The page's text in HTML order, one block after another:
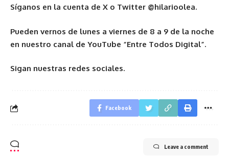
Síganos en la cuenta de X o Twitter @hilarioolea.
Pueden vernos de lunes a viernes de 8 a 9 de la noche
en nuestro canal de YouTube “Entre Todos Digital”.
Sigan nuestras redes sociales.
Facebook
Leave a comment